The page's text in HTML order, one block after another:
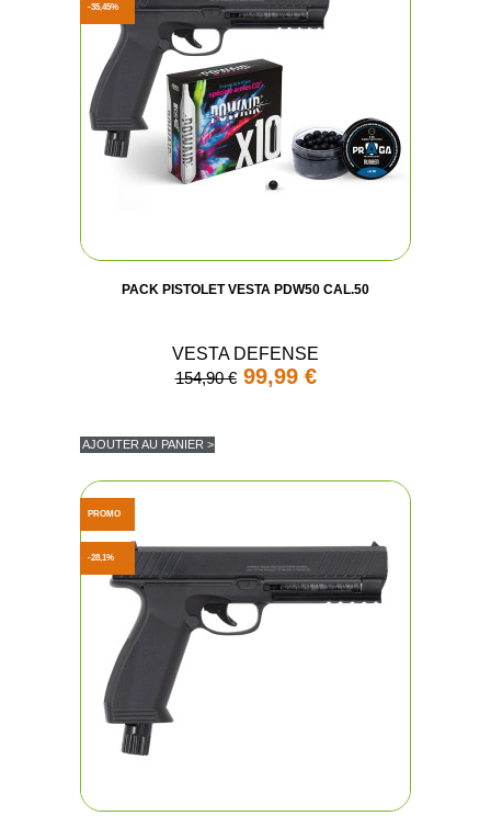
PACK PISTOLET VESTA PDW50 CAL.50
VESTA DEFENSE
154,90 € 99,99 €
AJOUTER AU PANIER >
-35,45%
PROMO
-28,1%